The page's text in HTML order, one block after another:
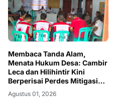
Membaca Tanda Alam,
Menata Hukum Desa: Cambir
Leca dan Hilihintir Kini
Berperisai Perdes Mitigasi
Bencana
Agustus 01, 2026